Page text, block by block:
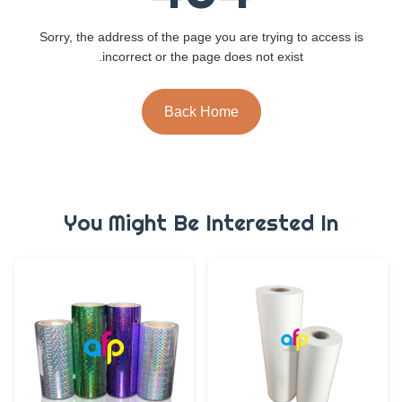
Sorry, the address of the page you are trying to access is
incorrect or the page does not exist.
Back Home
You Might Be Interested In